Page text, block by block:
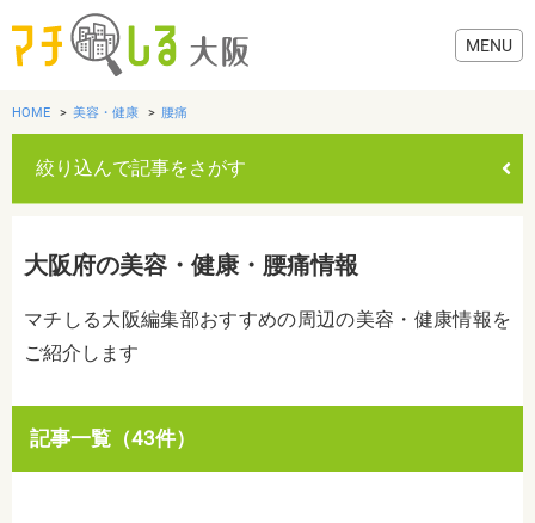
美容・健康
おでかけ
HOME 美容・健康 腰痛
絞り込んで記事をさがす
カテゴリを選ぶ
すべて グルメ 美容・健康 歯医者・病院 おでかけ
大阪府の美容・健康・腰痛情報
マチしる大阪編集部おすすめの周辺の美容・健康情報を
ご紹介します
記事一覧（43件）